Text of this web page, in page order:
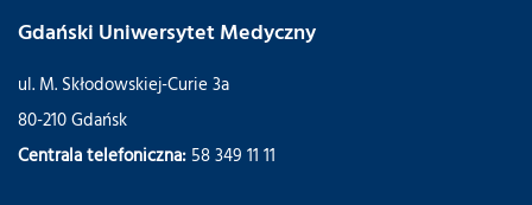
Gdański Uniwersytet Medyczny
ul. M. Skłodowskiej-Curie 3a
80-210 Gdańsk
Centrala telefoniczna: 58 349 11 11